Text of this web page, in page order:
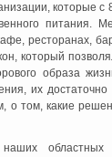
которые
питания.
ресторанах,
который
образа
их достаточно
о том, какие
областных